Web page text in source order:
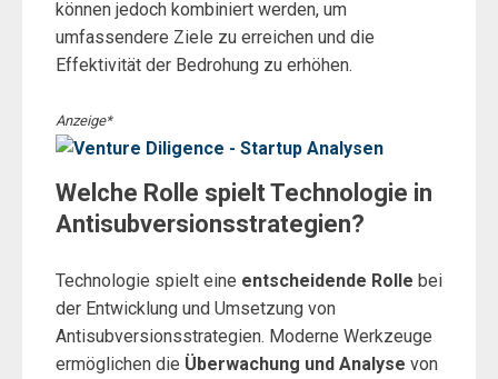
können jedoch kombiniert werden, um
umfassendere Ziele zu erreichen und die
Effektivität der Bedrohung zu erhöhen.
Anzeige*
Welche Rolle spielt Technologie in
Antisubversionsstrategien?
Technologie spielt eine entscheidende Rolle bei
der Entwicklung und Umsetzung von
Antisubversionsstrategien. Moderne Werkzeuge
ermöglichen die Überwachung und Analyse von